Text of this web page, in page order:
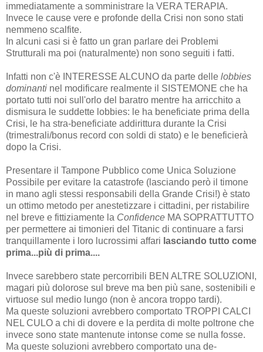
immediatamente a somministrare la VERA TERAPIA.
Invece le cause vere e profonde della Crisi non sono stati
nemmeno scalfite.
In alcuni casi si è fatto un gran parlare dei Problemi
Strutturali ma poi (naturalmente) non sono seguiti i fatti.
Infatti non c'è INTERESSE ALCUNO da parte delle lobbies
dominanti nel modificare realmente il SISTEMONE che ha
portato tutti noi sull'orlo del baratro mentre ha arricchito a
dismisura le suddette lobbies: le ha beneficiate prima della
Crisi, le ha stra-beneficiate addirittura durante la Crisi
(trimestrali/bonus record con soldi di stato) e le beneficierà
dopo la Crisi.
Presentare il Tampone Pubblico come Unica Soluzione
Possibile per evitare la catastrofe (lasciando però il timone
in mano agli stessi responsabili della Grande Crisi!) è stato
un ottimo metodo per anestetizzare i cittadini, per ristabilire
nel breve e fittiziamente la Confidence MA SOPRATTUTTO
per permettere ai timonieri del Titanic di continuare a farsi
tranquillamente i loro lucrossimi affari lasciando tutto come
prima...più di prima....
Invece sarebbero state percorribili BEN ALTRE SOLUZIONI,
magari più dolorose sul breve ma ben più sane, sostenibili e
virtuose sul medio lungo (non è ancora troppo tardi).
Ma queste soluzioni avrebbero comportato TROPPI CALCI
NEL CULO a chi di dovere e la perdita di molte poltrone che
invece sono state mantenute intonse come se nulla fosse.
Ma queste soluzioni avrebbero comportato una de-